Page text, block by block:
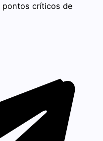
pontos críticos de